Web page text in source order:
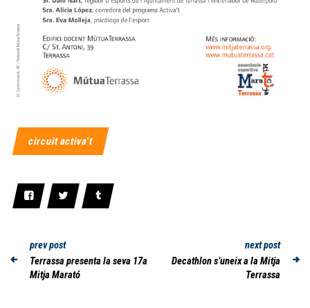
circuit activa't
prev post
Terrassa presenta la seva 17a
Mitja Marató
next post
Decathlon s’uneix a la Mitja
Terrassa